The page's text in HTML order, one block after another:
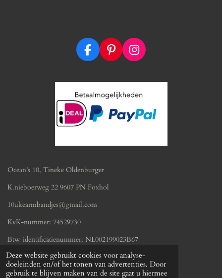
Deze website gebruikt cookies voor analyse-
doeleinden en/of het tonen van advertenties. Door
gebruik te blijven maken van de site gaat u hiermee
F
a
b
o
o
P
i
e
r
e
I
n
a
g
r
Ocean’s 10, Tineke Oldenburger
K.nieboerweg 22 9607 PN Foxhol
10ukearmbandjes@gmail.com
KvK-nummer: 74529730
Btw-identificatienummer: NL002199023B67
© 2019 - 2026 oceans10.nl
Powered by JouwWeb